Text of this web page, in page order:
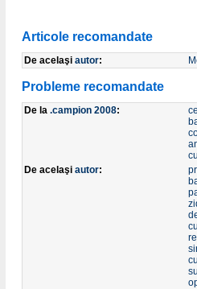
Articole recomandate
De acelaşi autor:
Probleme recomandate
De la .campion 2008:
De acelaşi autor: